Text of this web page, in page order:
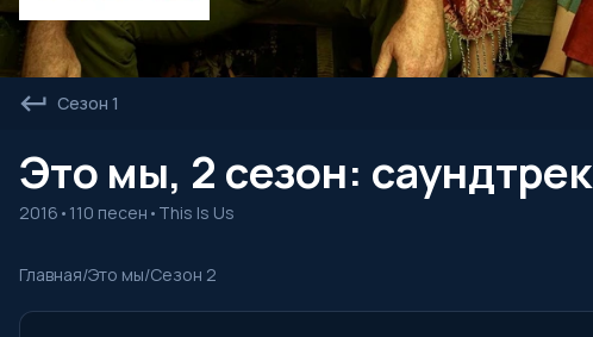
Сезон 1
Это мы, 2 сезон: саундтрек
2016 • 110 песен • This Is Us
Главная/Это мы/Сезон 2